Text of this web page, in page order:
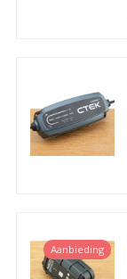
Aanbieding